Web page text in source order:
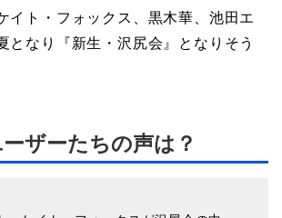
イト・フォックス、黒木華、池田エ
となり『新生・沢尻会』となりそう
ザーたちの声は？